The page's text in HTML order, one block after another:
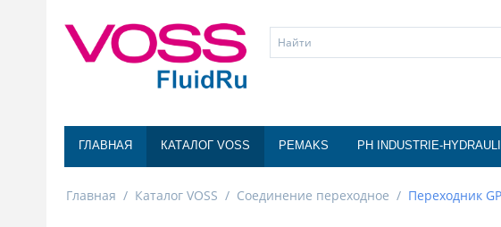
ГЛАВНАЯ КАТАЛОГ VOSS PEMAKS PH INDUSTRIE-
Главная / Каталог VOSS / Соединение переходное / Переходник